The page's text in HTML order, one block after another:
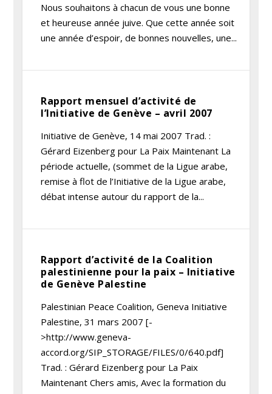
Nous souhaitons à chacun de vous une bonne
et heureuse année juive. Que cette année soit
une année d’espoir, de bonnes nouvelles, une...
Rapport mensuel d’activité de
l’Initiative de Genève – avril 2007
Initiative de Genève, 14 mai 2007 Trad. :
Gérard Eizenberg pour La Paix Maintenant La
période actuelle, (sommet de la Ligue arabe,
remise à flot de l’Initiative de la Ligue arabe,
débat intense autour du rapport de la...
Rapport d’activité de la Coalition
palestinienne pour la paix – Initiative
de Genève Palestine
Palestinian Peace Coalition, Geneva Initiative
Palestine, 31 mars 2007 [-
>http://www.geneva-
accord.org/SIP_STORAGE/FILES/0/640.pdf]
Trad. : Gérard Eizenberg pour La Paix
Maintenant Chers amis, Avec la formation du